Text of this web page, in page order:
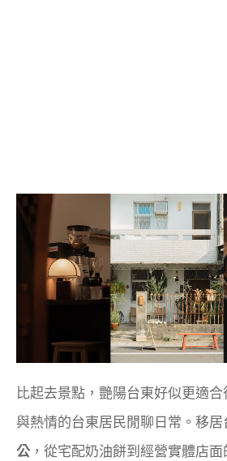
比起去景點，艷陽台東好似更適
與熱情的台東居民閒聊日常。移居
公，從宅配奶油餅到經營實體店